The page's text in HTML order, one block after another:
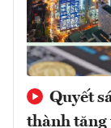
Quyết
thành tăng